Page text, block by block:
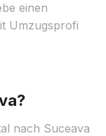
einen
Umzugsprofi
nach Suceava